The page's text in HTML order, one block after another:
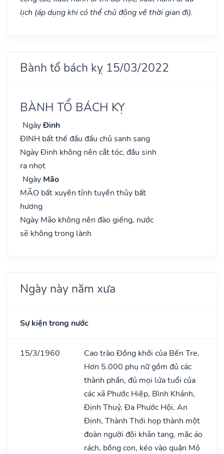
lịch (áp dụng khi có thể chủ động về thời gian đi).
Bành tổ bách kỵ 15/03/2022
BÀNH TỔ BÁCH KỴ
NgàyĐinh
ĐINH bất thế đầu đầu chủ sanh sang
Ngày Đinh không nên cắt tóc, đầu sinh
ra nhọt
Ngày Mão
MÃO bất xuyên tỉnh tuyền thủy bất
hương
Ngày Mão không nên đào giếng, nước
sẽ không trong lành
Ngày này năm xưa
Sự kiện trong nước
15/3/1960
Cao trào Đồng khởi của Bến Tre.
Hơn 5.000 phụ nữ gồm đủ các
thành phần, đủ mọi lứa tuổi của
các xã Phước Hiệp, Bình Khánh,
Định Thuỷ, Đa Phước Hội, An
Định, Thành Thới họp thành một
đoàn người đội khǎn tang, mặc áo
rách, bồng con, kéo vào quận Mỏ